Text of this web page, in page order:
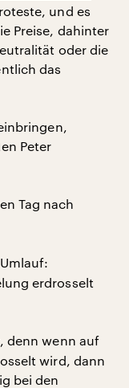
und es
Preise, dahinter
oder die
das
Peter
Tag nach
erdrosselt
denn wenn auf
wird, dann
bei den